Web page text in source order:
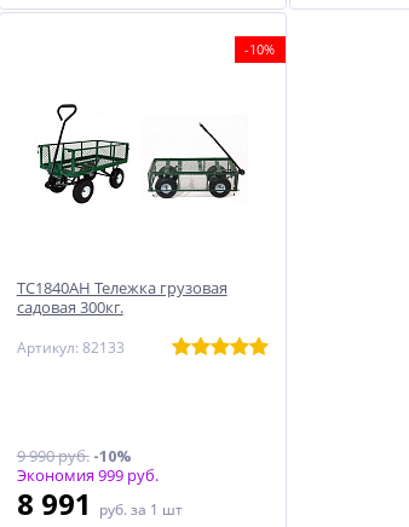
-10%
ТС1840АН Тележка грузовая
садовая 300кг.
Артикул: 82133
9 990 руб.-10%
Экономия 999 руб.
8 991 руб. за 1 шт